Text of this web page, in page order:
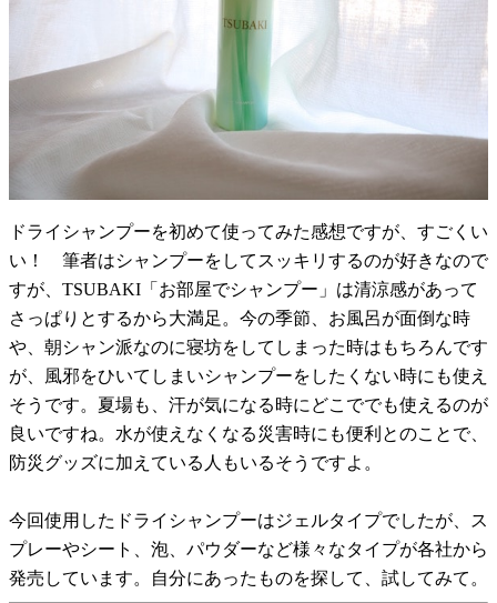
ドライシャンプーを初めて使ってみた感想ですが、すごくい
い！ 筆者はシャンプーをしてスッキリするのが好きなので
すが、TSUBAKI「お部屋でシャンプー」は清涼感があって
さっぱりとするから大満足。今の季節、お風呂が面倒な時
や、朝シャン派なのに寝坊をしてしまった時はもちろんです
が、風邪をひいてしまいシャンプーをしたくない時にも使え
そうです。夏場も、汗が気になる時にどこででも使えるのが
良いですね。水が使えなくなる災害時にも便利とのことで、
防災グッズに加えている人もいるそうですよ。
今回使用したドライシャンプーはジェルタイプでしたが、ス
プレーやシート、泡、パウダーなど様々なタイプが各社から
発売しています。自分にあったものを探して、試してみて。